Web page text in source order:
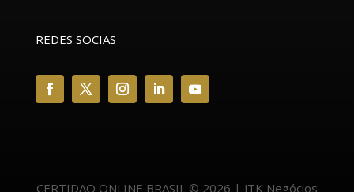
REDES SOCIAS
CERTIDÃO ONLINE BRASIL © 2026 | JTK Negócios